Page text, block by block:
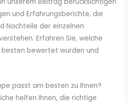
und Erfahrungsberichte, die
Nachteile der einzelnen
Erfahren Sie, welche
bewertet wurden und
passt am besten zu Ihnen?
helfen Ihnen, die richtige